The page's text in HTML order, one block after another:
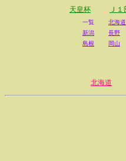
天皇杯 Ｊ１
一覧 北海道
新潟
長野
島根
岡山
北海道